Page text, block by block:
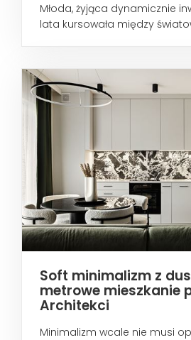
Młoda, żyjąca dynamicznie
lata kursowała między
Soft minimalizm z
metrowe mieszkanie
Architekci
Minimalizm wcale nie musi